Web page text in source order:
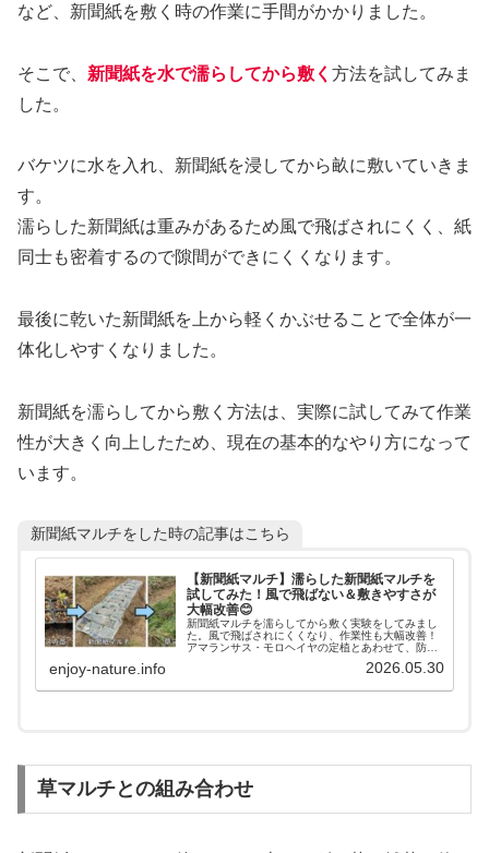
など、新聞紙を敷く時の作業に手間がかかりました。
そこで、 新聞紙を水で濡らしてから敷く 方法を試してみま
した。
バケツに水を入れ、新聞紙を浸してから畝に敷いていきま
す。
濡らした新聞紙は重みがあるため風で飛ばされにくく、紙
同士も密着するので隙間ができにくくなります。
最後に乾いた新聞紙を上から軽くかぶせることで全体が一
体化しやすくなりました。
新聞紙を濡らしてから敷く方法は、実際に試してみて作業
性が大きく向上したため、現在の基本的なやり方になって
います。
新聞紙マルチをした時の記事はこちら
【新聞紙マルチ】濡らした新聞紙マルチを
試してみた！風で飛ばない＆敷きやすさが
大幅改善😊
新聞紙マルチを濡らしてから敷く実験をしてみまし
た。風で飛ばされにくくなり、作業性も大幅改善！
アマランサス・モロヘイヤの定植とあわせて、防
enjoy-nature.info 2026.05.30
草マルチとの組み合わせ